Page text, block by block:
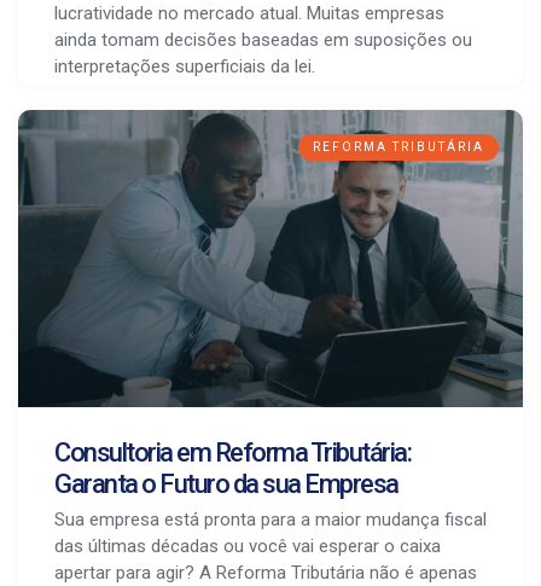
lucratividade no mercado atual. Muitas empresas
ainda tomam decisões baseadas em suposições ou
interpretações superficiais da lei.
REFORMA TRIBUTÁRIA
Consultoria em Reforma Tributária:
Garanta o Futuro da sua Empresa
Sua empresa está pronta para a maior mudança fiscal
das últimas décadas ou você vai esperar o caixa
apertar para agir? A Reforma Tributária não é apenas